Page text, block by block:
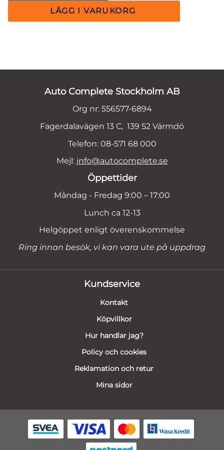
Auto Complete Stockholm AB
Org nr: 556577-6894
Fagerdalavägen 13 C, 139 52 Värmdö
Telefon: 08-571 68 000
Mejl: info@autocomplete.se
Öppettider
Måndag - Fredag 9:00 – 17:00
Lunch ca 12-13
Helgöppet enligt överenskommelse
Ring innan besök, vi kan vara ute på uppdrag
Kundservice
Kontakt
Köpvillkor
Hur handlar jag?
Policy och cookies
Reklamation och retur
Mina sidor